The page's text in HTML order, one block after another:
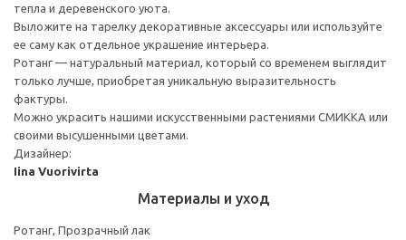
тепла и деревенского уюта.
Выложите на тарелку декоративные аксессуары или используйте
ее саму как отдельное украшение интерьера.
Ротанг — натуральный материал, который со временем выглядит
только лучше, приобретая уникальную выразительность
фактуры.
Можно украсить нашими искусственными растениями СМИККА или
своими высушенными цветами.
Дизайнер:
Iina Vuorivirta
Материалы и уход
Ротанг, Прозрачный лак